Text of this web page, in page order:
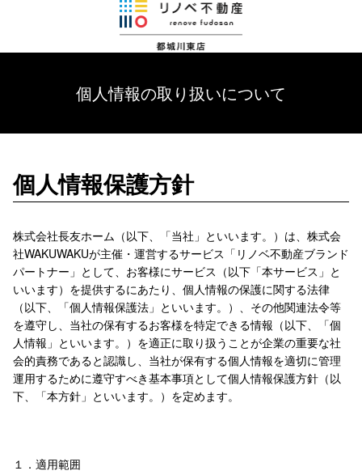
個人情報の取り扱いについて
個人情報保護方針
株式会社長友ホーム（以下、「当社」といいます。）は、株式会
社WAKUWAKUが主催・運営するサービス「リノベ不動産ブランド
パートナー」として、お客様にサービス（以下「本サービス」と
いいます）を提供するにあたり、個人情報の保護に関する法律
（以下、「個人情報保護法」といいます。）、その他関連法令等
を遵守し、当社の保有するお客様を特定できる情報（以下、「個
人情報」といいます。）を適正に取り扱うことが企業の重要な社
会的責務であると認識し、当社が保有する個人情報を適切に管理
運用するために遵守すべき基本事項として個人情報保護方針（以
下、「本方針」といいます。）を定めます。
１． 適用範囲